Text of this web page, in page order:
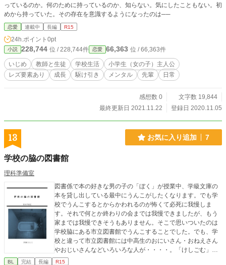
っているのか。何のために持っているのか、知らない。気にしたこともない。初
めから持っていた。その存在を意識するようになったのは──
恋愛 連載中 長編 R15
24h.ポイント 0pt
小説 228,744 位 / 228,744件 恋愛 66,363 位 / 66,363件
いじめ 教師と生徒 学校生活
小学生（女の子）主人公
レズ要素あり
成長 駆け引き メンタル 先輩 日常
感想数 0
文字数 19,844
最終更新日 2021.11.22
登録日 2020.11.05
13 お気に入り追加 7
学校の脇の図書館
理科準備室
図書係で本の好きな男の子の「ぼく」が授業中、学級文庫の
本を貸し出している最中にうんこがしたくなります。でも学
校でうんこするとからかわれるのが怖くて必死に我慢しま
す。それで何とか終わりの会までは我慢できましたが、もう
家までは我慢できそうもありません。そこで思いついたのは
学校脇にある市立図書館でうんこすることでした。でも、学
校と違って市立図書館には中高生のおにいさん・おねえさん
やおじいさんなどいろいろな人が・・・・。「けしごむ」さ
んからいただいたイラスト入り。
BL 完結 長編 R15